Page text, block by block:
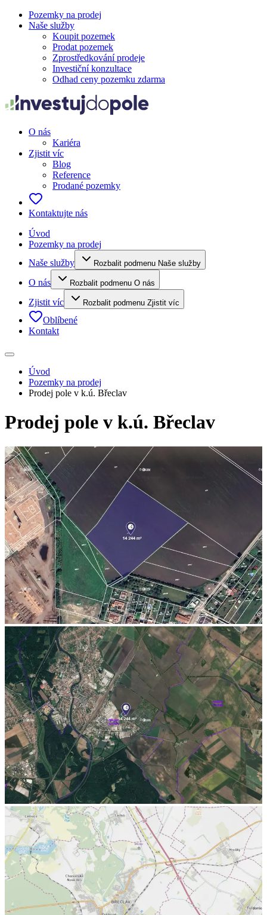
Pozemky na prodej
Naše služby
Koupit pozemek
Prodat pozemek
Zprostředkování prodeje
Investiční konzultace
Odhad ceny pozemku zdarma
O nás
Kariéra
Zjistit víc
Blog
Reference
Prodané pozemky
Kontaktujte nás
Úvod
Pozemky na prodej
Naše služby
Rozbalit podmenu Naše služby
O nás Rozbalit podmenu O nás
Zjistit víc Rozbalit podmenu Zjistit víc
Oblíbené
Kontakt
Úvod
Pozemky na prodej
Prodej pole v k.ú. Břeclav
Prodej pole v k.ú. Břeclav